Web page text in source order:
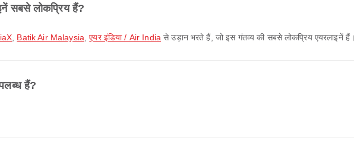
सबसे लोकप्रिय हैं?
Batik Air Malaysia ,एयर इंडिया / Air India से उड़ान भरते हैं, जो इस गंतव्य की सबसे लोकप्रिय एयरलाइनें हैं।
हैं?